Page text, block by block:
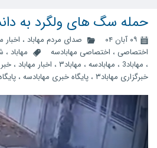
حمله سگ های ولگرد به
۰۹ آبان ۰۴ صدای مردم مهاباد ، اخبار
اختصاصی ، اختصاصی مهابادسه مهاباد ،
، مهاباد3 ، مهابادسه ، مهاباد۳ ، اخبار مهاباد ،
خبرگزاری مهاباد۳
، پایگاه خبری مهابادسه ،